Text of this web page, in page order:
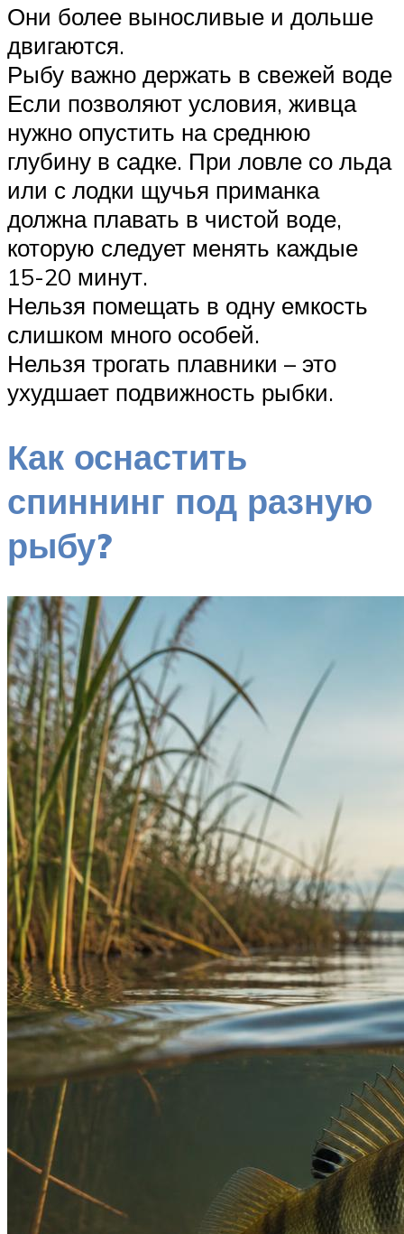
Они более выносливые и дольше
двигаются.
Рыбу важно держать в свежей воде
Если позволяют условия, живца
нужно опустить на среднюю
глубину в садке. При ловле со льда
или с лодки щучья приманка
должна плавать в чистой воде,
которую следует менять каждые
15-20 минут.
Нельзя помещать в одну емкость
слишком много особей.
Нельзя трогать плавники – это
ухудшает подвижность рыбки.
Как оснастить
спиннинг под разную
рыбу?